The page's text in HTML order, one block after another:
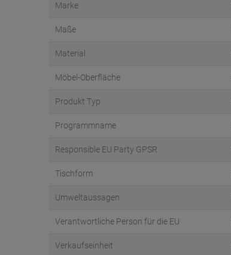
Marke
Maße
Material
Möbel-Oberfläche
Produkt Typ
Programmname
Responsible EU Party GPSR
Tischform
Umweltaussagen
Verantwortliche Person für die EU
Verkaufseinheit